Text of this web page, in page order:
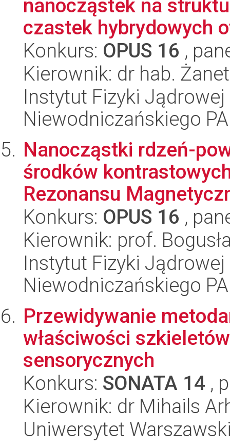
nanocząstek na
czastek hybrydowych
Konkurs: OPUS 16 ,
Kierownik: dr hab.
Instytut Fizyki
Niewodniczańskiego
Nanocząstki rdzeń-
środków
Rezonansu
Konkurs: OPUS 16 ,
Kierownik: prof.
Instytut Fizyki
Niewodniczańskiego
Przewidywanie
właściwości
sensorycznych
Konkurs: SONATA 14 ,
Kierownik: dr Mihails
Uniwersytet